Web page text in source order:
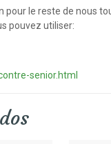
pour le reste de nous
pouvez utiliser:
senior.html